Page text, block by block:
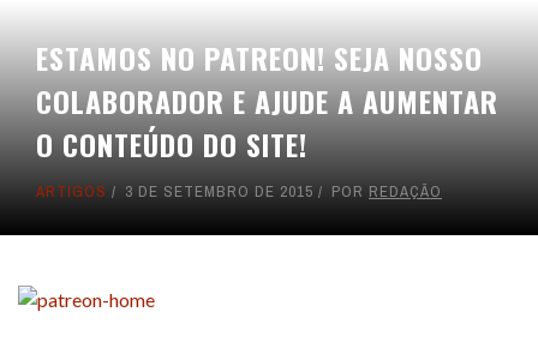
ESTAMOS NO PATREON! SEJA NOSSO
COLABORADOR E AJUDE A AUMENTAR
O CONTEÚDO DO SITE!
ARTIGOS 3 DE SETEMBRO DE 2015 POR REDAÇÃO